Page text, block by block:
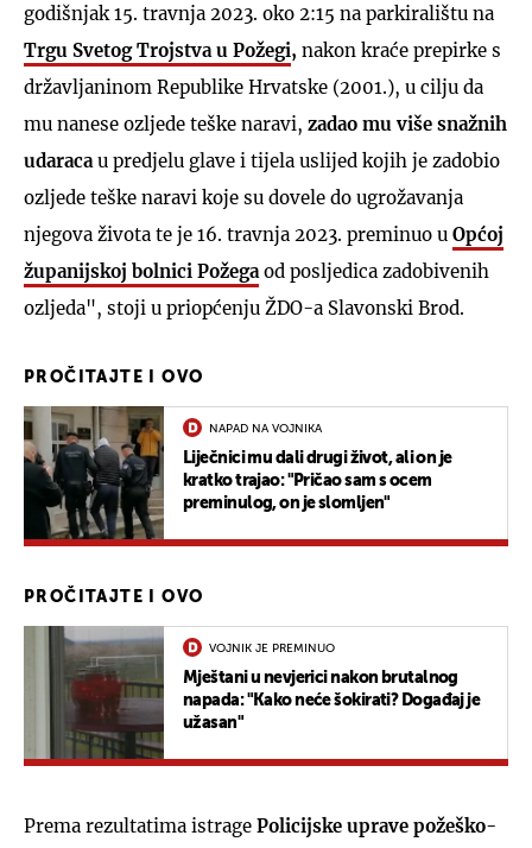
godišnjak 15. travnja 2023. oko 2:15 na parkiralištu na
Trgu Svetog Trojstva u Požegi, nakon kraće prepirke s
državljaninom Republike Hrvatske (2001.), u cilju da
mu nanese ozljede teške naravi, zadao mu više snažnih
udaraca u predjelu glave i tijela uslijed kojih je zadobio
ozljede teške naravi koje su dovele do ugrožavanja
njegova života te je 16. travnja 2023. preminuo u Općoj
županijskoj bolnici Požega od posljedica zadobivenih
ozljeda", stoji u priopćenju ŽDO-a Slavonski Brod.
PROČITAJTE I OVO
NAPAD NA VOJNIKA
Liječnici mu dali drugi život, ali on je
kratko trajao: "Pričao sam s ocem
preminulog, on je slomljen"
PROČITAJTE I OVO
VOJNIK JE PREMINUO
Mještani u nevjerici nakon brutalnog
napada: "Kako neće šokirati? Događaj je
užasan"
Prema rezultatima istrage Policijske uprave požeško-